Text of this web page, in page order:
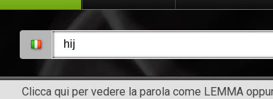
Clicca qui per vedere la parola come LEMMA